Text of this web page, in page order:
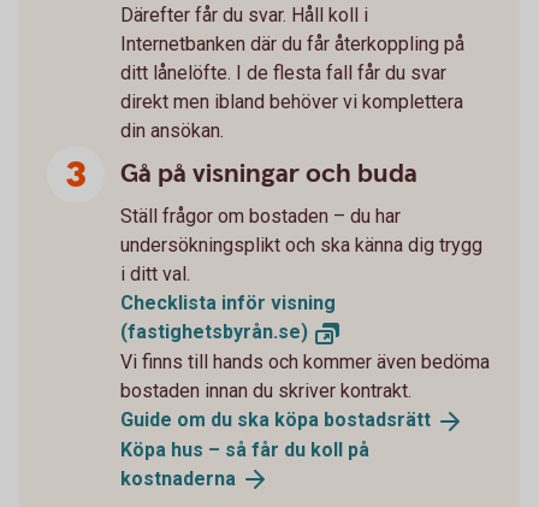
Därefter får du svar. Håll koll i
Internetbanken där du får återkoppling på
ditt lånelöfte. I de flesta fall får du svar
direkt men ibland behöver vi komplettera
din ansökan.
Gå på visningar och buda
Ställ frågor om bostaden – du har
undersökningsplikt och ska känna dig trygg
i ditt val.
Checklista inför visning
(fastighetsbyrån.se)
Vi finns till hands och kommer även bedöma
bostaden innan du skriver kontrakt.
Guide om du ska köpa bostadsrätt
Köpa hus – så får du koll på
kostnaderna